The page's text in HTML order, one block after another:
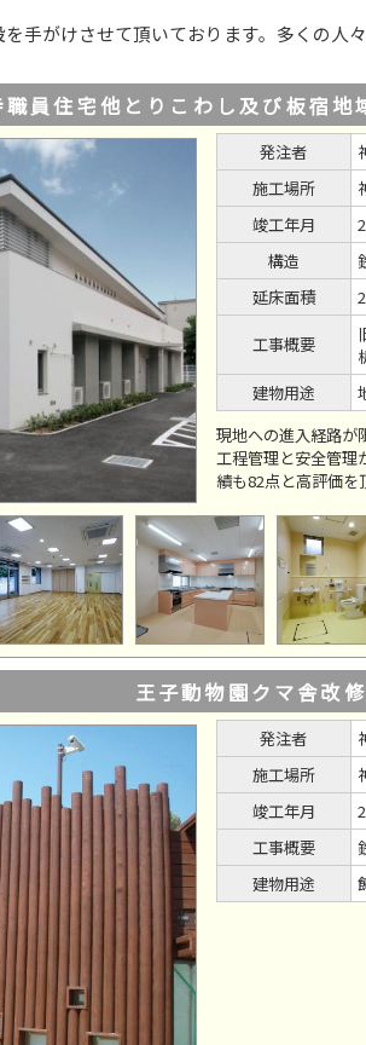
手がけさせて頂いております。多くの人
職員住宅他とりこわし及び板宿地
発注者
施工場所
竣工年月
構造
延床面積
工事概要
建物用途
現地への進入経路が
工程管理と安全管理
績も82点と高評価を
王子動物園クマ舎改
発注者
施工場所
竣工年月
工事概要
建物用途